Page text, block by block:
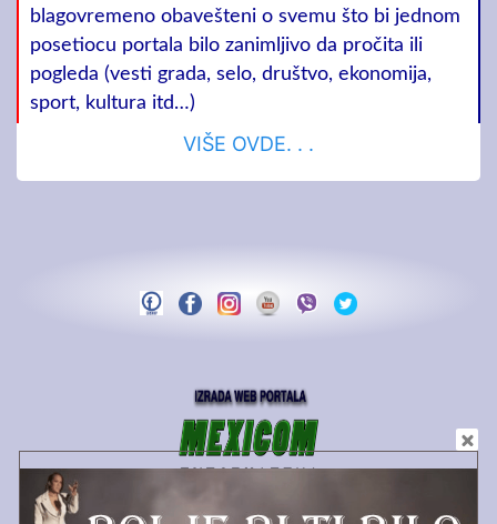
blagovremeno obavešteni o svemu što bi jednom
posetiocu portala bilo zanimljivo da pročita ili
pogleda (vesti grada, selo, društvo, ekonomija,
sport, kultura itd…)
VIŠE OVDE. . .